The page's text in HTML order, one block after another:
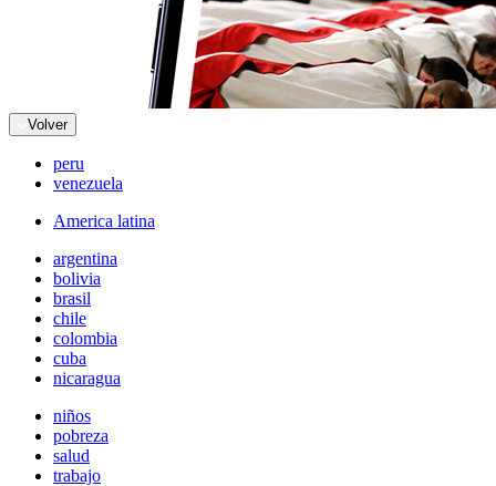
Volver
peru
venezuela
America latina
argentina
bolivia
brasil
chile
colombia
cuba
nicaragua
niños
pobreza
salud
trabajo